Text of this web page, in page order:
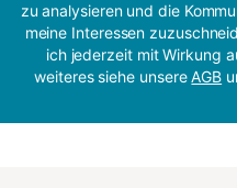
zu analysieren und die
meine Interessen
ich jederzeit mit Wirkung
weiteres siehe unsereAGB